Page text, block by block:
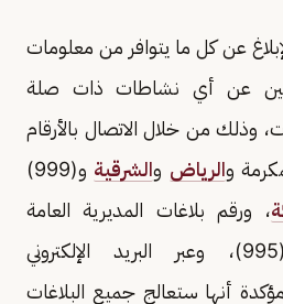
عن كل ما يتوافر من معلومات
عن أي نشاطات ذات صلة
وذلك من خلال الاتصال بالأرقام
الرياض والشرقية
و(999)
، ورقم بلاغات المديرية العامة
أنها ستعالج جميع البلاغات